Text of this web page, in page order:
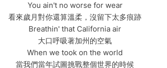
You ain't no worse for wear
看來歲月對你還算溫柔，沒留下太多痕跡
Breathin' that California air
大口呼吸著加州的空氣
When we took on the world
當我們當年試圖挑戰整個世界的時候